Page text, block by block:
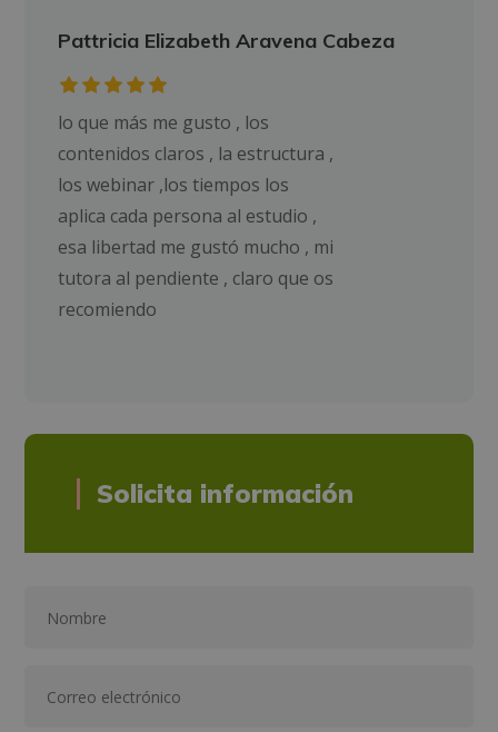
Pattricia Elizabeth Aravena Cabeza
lo que más me gusto , los
contenidos claros , la estructura ,
los webinar ,los tiempos los
aplica cada persona al estudio ,
esa libertad me gustó mucho , mi
tutora al pendiente , claro que os
recomiendo
Solicita información